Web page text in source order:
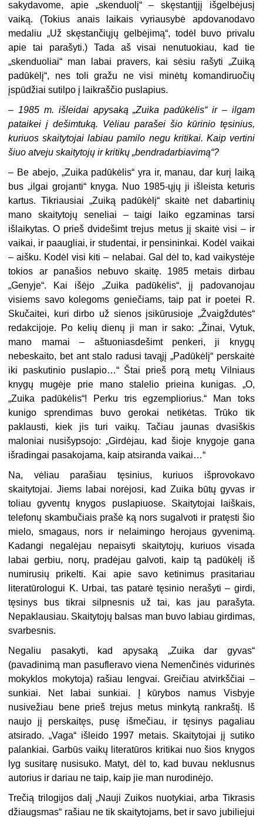
sakydavome, apie „skenduolį“ – skęstantįjį išgelbėjusį
vaiką. (Tokius anais laikais vyriausybė apdovanodavo
medaliu „Už skęstančiųjų gelbėjimą“, todėl buvo privalu
apie tai parašyti.) Tada aš visai nenutuokiau, kad tie
„skenduoliai“ man labai pravers, kai sėsiu rašyti „Zuiką
padūkėlį“, nes toli gražu ne visi minėtų komandiruočių
įspūdžiai sutilpo į laikraščio puslapius.
– 1985 m. išleidai apysaką „Zuika padūkėlis“ ir – ilgam
pataikei į dešimtuką. Vėliau parašei šio kūrinio tęsinius,
kuriuos skaitytojai labiau pamilo negu kritikai. Kaip vertini
šiuo atveju skaitytojų ir kritikų „bendradarbiavimą“?
– Be abejo, „Zuika padūkėlis“ yra ir, manau, dar kurį laiką
bus „ilgai grojanti“ knyga. Nuo 1985-ųjų ji išleista keturis
kartus. Tikriausiai „Zuiką padūkėlį“ skaitė net dabartinių
mano skaitytojų seneliai – taigi laiko egzaminas tarsi
išlaikytas. O prieš dvidešimt trejus metus jį skaitė visi – ir
vaikai, ir paaugliai, ir studentai, ir pensininkai. Kodėl vaikai
– aišku. Kodėl visi kiti – nelabai. Gal dėl to, kad vaikystėje
tokios ar panašios nebuvo skaitę. 1985 metais dirbau
„Genyje“. Kai išėjo „Zuika padūkėlis“, jį padovanojau
visiems savo kolegoms geniečiams, taip pat ir poetei R.
Skučaitei, kuri dirbo už sienos įsikūrusioje „Žvaigždutės“
redakcijoje. Po kelių dienų ji man ir sako: „Žinai, Vytuk,
mano mamai – aštuoniasdešimt penkeri, ji knygų
nebeskaito, bet ant stalo radusi tavąjį „Padūkėlį“ perskaitė
iki paskutinio puslapio…“ Štai prieš porą metų Vilniaus
knygų mugėje prie mano stalelio prieina kunigas. „O,
„Zuika padūkėlis“! Perku tris egzempliorius.“ Man toks
kunigo sprendimas buvo gerokai netikėtas. Trūko tik
paklausti, kiek jis turi vaikų. Tačiau jaunas dvasiškis
maloniai nusišypsojo: „Girdėjau, kad šioje knygoje gana
išradingai pasakojama, kaip atsiranda vaikai…“
Na, vėliau parašiau tęsinius, kuriuos išprovokavo
skaitytojai. Jiems labai norėjosi, kad Zuika būtų gyvas ir
toliau gyventų knygos puslapiuose. Skaitytojai laiškais,
telefonų skambučiais prašė ką nors sugalvoti ir pratęsti šio
mielo, smagaus, nors ir nelaimingo herojaus gyvenimą.
Kadangi negalėjau nepaisyti skaitytojų, kuriuos visada
labai gerbiu, norų, pradėjau galvoti, kaip tą padūkėlį iš
numirusių prikelti. Kai apie savo ketinimus prasitariau
literatūrologui K. Urbai, tas patarė tęsinio nerašyti – girdi,
tęsinys bus tikrai silpnesnis už tai, kas jau parašyta.
Nepaklausiau. Skaitytojų balsas man buvo labiau girdimas,
svarbesnis.
Negaliu pasakyti, kad apysaką „Zuika dar gyvas“
(pavadinimą man pasufleravo viena Nemenčinės vidurinės
mokyklos mokytoja) rašiau lengvai. Greičiau atvirkščiai –
sunkiai. Net labai sunkiai. Į kūrybos namus Visbyje
nusivežiau bene prieš trejus metus minkytą rankraštį. Iš
naujo jį perskaitęs, pusę išmečiau, ir tęsinys pagaliau
atsirado. „Vaga“ išleido 1997 metais. Skaitytojai jį sutiko
palankiai. Garbūs vaikų literatūros kritikai nuo šios knygos
lyg susitarę nusisuko. Matyt, dėl to, kad buvau neklusnus
autorius ir dariau ne taip, kaip jie man nurodinėjo.
Trečią trilogijos dalį „Nauji Zuikos nuotykiai, arba Tikrasis
džiaugsmas“ rašiau ne tik skaitytojams, bet ir savo jubiliejui